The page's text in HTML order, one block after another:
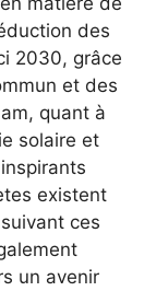
des
2030, grâce
et des
quant à
solaire et
existent
ces
un avenir